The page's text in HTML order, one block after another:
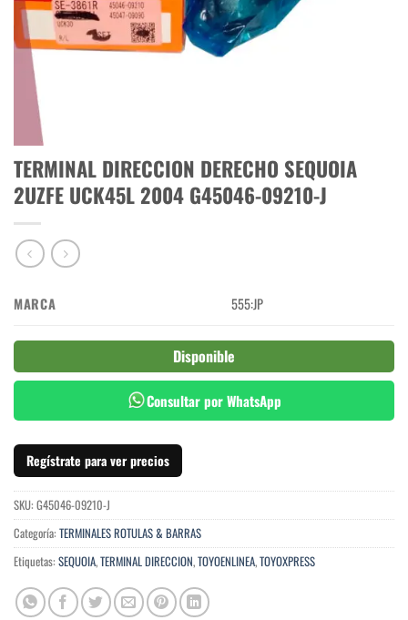
TERMINAL DIRECCION DERECHO SEQUOIA
2UZFE UCK45L 2004 G45046-09210-J
MARCA 555:JP
Disponible
Consultar por WhatsApp
Regístrate para ver precios
SKU: G45046-09210-J
Categoría: TERMINALES ROTULAS & BARRAS
Etiquetas: SEQUOIA,TERMINAL DIRECCION,TOYOENLINEA,TOYOXPRESS